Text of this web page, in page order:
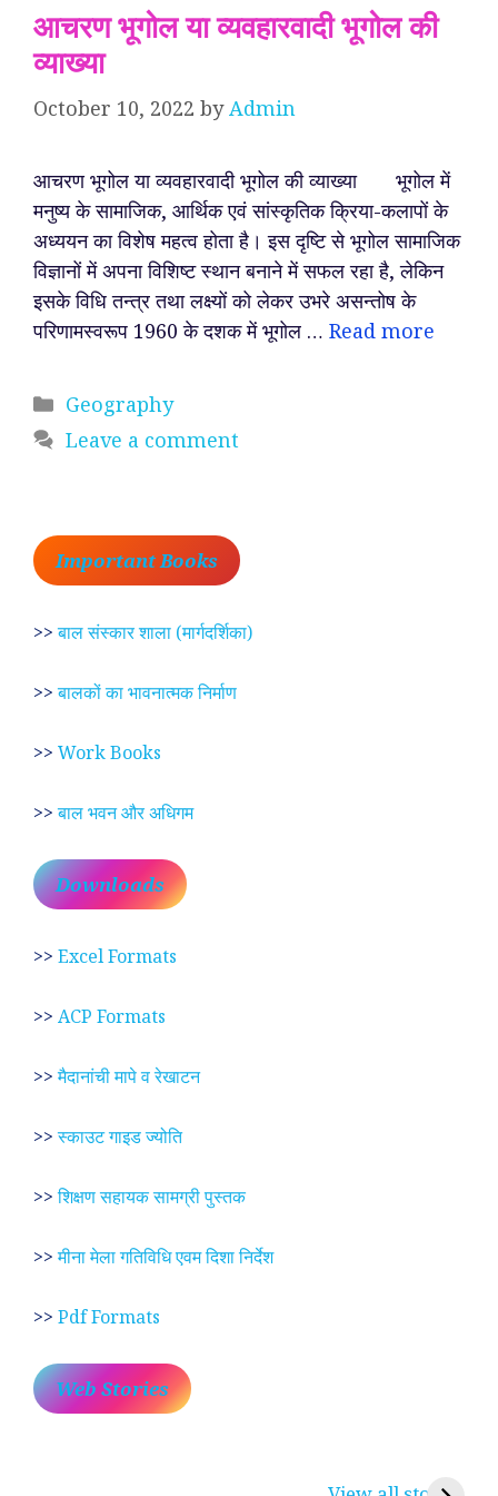
आचरण भूगोल या व्यवहारवादी भूगोल की
व्याख्या
October 10, 2022 byAdmin
आचरण भूगोल या व्यवहारवादी भूगोल की व्याख्या भूगोल में
मनुष्य के सामाजिक, आर्थिक एवं सांस्कृतिक क्रिया-कलापों के
अध्ययन का विशेष महत्व होता है। इस दृष्टि से भूगोल सामाजिक
विज्ञानों में अपना विशिष्ट स्थान बनाने में सफल रहा है, लेकिन
इसके विधि तन्त्र तथा लक्ष्यों को लेकर उभरे असन्तोष के
परिणामस्वरूप 1960 के दशक में भूगोल … Read more
Categories
Geography
Leave a comment
Important Books
>>बाल संस्कार शाला (मार्गदर्शिका)
>>बालकों का भावनात्मक निर्माण
>> Work Books
>>बाल भवन और अधिगम
Downloads
>> Excel Formats
>> ACP Formats
>>मैदानांची मापे व रेखाटन
>>स्काउट गाइड ज्योति
>>शिक्षण सहायक सामग्री पुस्तक
>>मीना मेला गतिविधि एवम दिशा निर्देश
>> Pdf Formats
Web Stories
रामसा पीर, रुणेचा रा